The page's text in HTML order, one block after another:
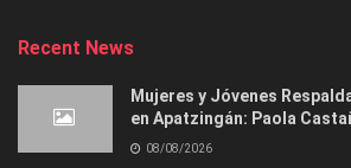
Recent News
Mujeres y Jóvenes
en Apatzingán: Paola
08/08/2026